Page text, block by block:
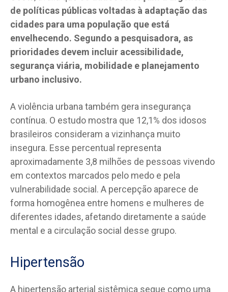
de políticas públicas voltadas à adaptação das
cidades para uma população que está
envelhecendo. Segundo a pesquisadora, as
prioridades devem incluir acessibilidade,
segurança viária, mobilidade e planejamento
urbano inclusivo.
A violência urbana também gera insegurança
contínua. O estudo mostra que 12,1% dos idosos
brasileiros consideram a vizinhança muito
insegura. Esse percentual representa
aproximadamente 3,8 milhões de pessoas vivendo
em contextos marcados pelo medo e pela
vulnerabilidade social. A percepção aparece de
forma homogênea entre homens e mulheres de
diferentes idades, afetando diretamente a saúde
mental e a circulação social desse grupo.
Hipertensão
A hipertensão arterial sistêmica segue como uma